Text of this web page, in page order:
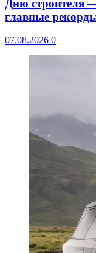
Дню строителя
главные
07.08.2026 0